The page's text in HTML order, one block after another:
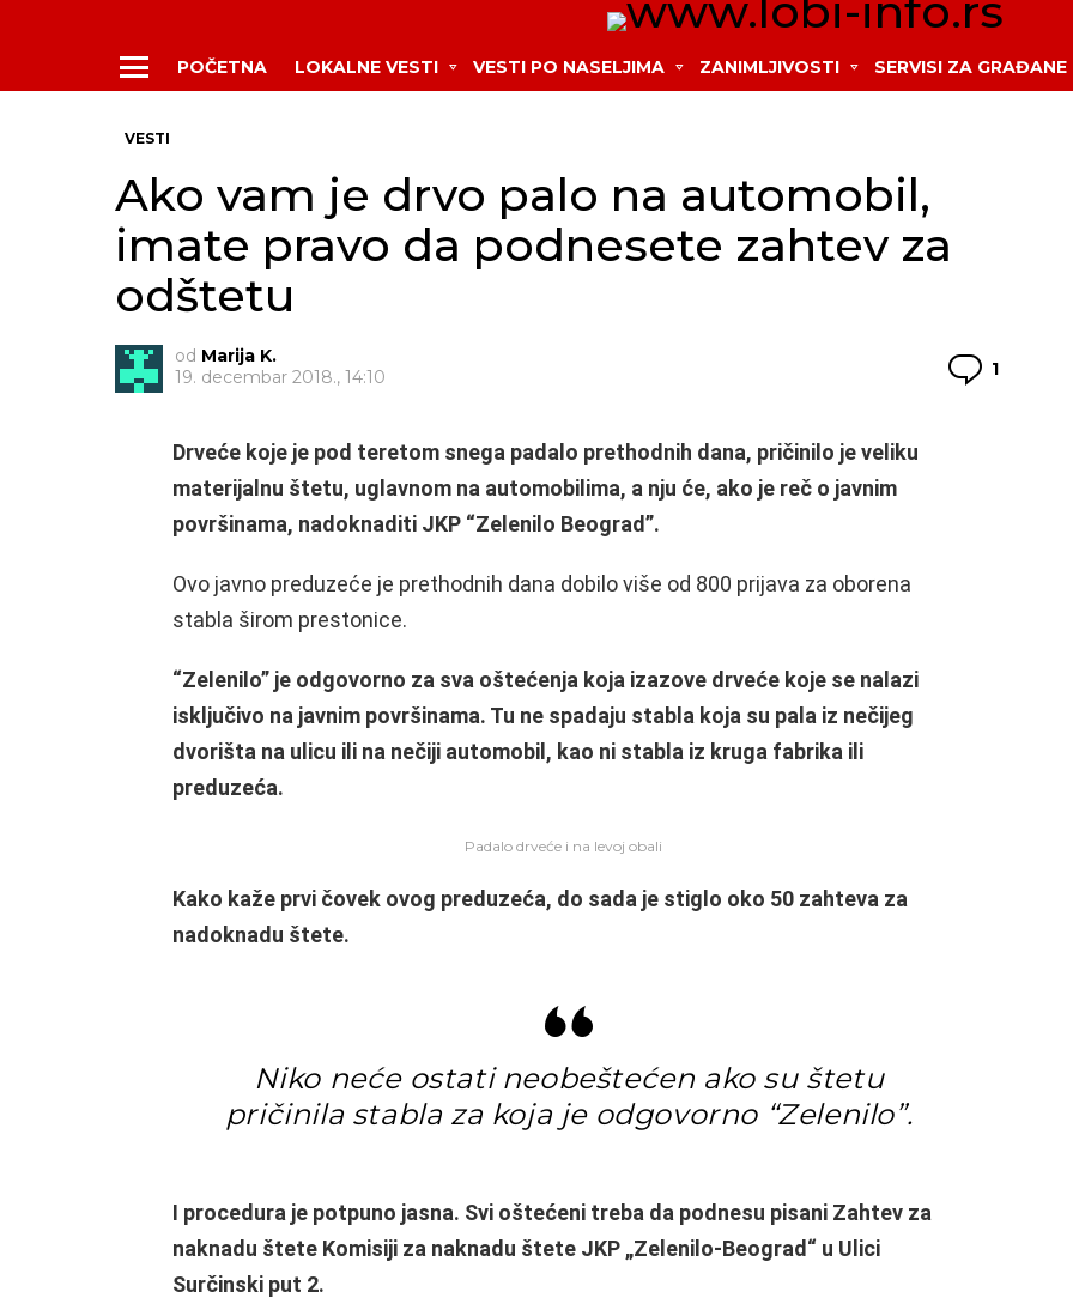
Menu
POČETNA LOKALNE VESTI VESTI PO NASELJIMA ZANIMLJIVOSTI SERVISI ZA GRAĐANE
VESTI
Ako vam je drvo palo na automobil,
imate pravo da podnesete zahtev za
odštetu
od Marija K.
19. decembar 2018., 14:10
1
Drveće koje je pod teretom snega padalo prethodnih dana, pričinilo je veliku
materijalnu štetu, uglavnom na automobilima, a nju će, ako je reč o javnim
površinama, nadoknaditi JKP “Zelenilo Beograd”.
Ovo javno preduzeće je prethodnih dana dobilo više od 800 prijava za oborena
stabla širom prestonice.
“Zelenilo” je odgovorno za sva oštećenja koja izazove drveće koje se nalazi
isključivo na javnim površinama. Tu ne spadaju stabla koja su pala iz nečijeg
dvorišta na ulicu ili na nečiji automobil, kao ni stabla iz kruga fabrika ili
preduzeća.
Padalo drveće i na levoj obali
Kako kaže prvi čovek ovog preduzeća, do sada je stiglo oko 50 zahteva za
nadoknadu štete.
Niko neće ostati neobeštećen ako su štetu
pričinila stabla za koja je odgovorno “Zelenilo”.
I procedura je potpuno jasna. Svi oštećeni treba da podnesu pisani Zahtev za
naknadu štete Komisiji za naknadu štete JKP „Zelenilo-Beograd“ u Ulici
Surčinski put 2.